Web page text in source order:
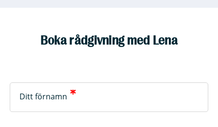
Boka rådgivning med Lena
Ditt förnamn *